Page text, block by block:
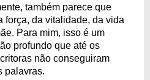
também parece que
força, da vitalidade, da vida
Para mim, isso é um
profundo que até os
não conseguiram
palavras.